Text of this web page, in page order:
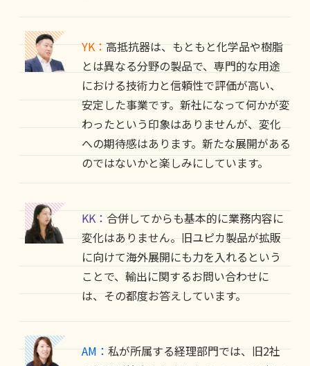
YK： 高抵抗器は、もともと化学品や樹脂
とは異なる分野の製品で、専門的な用途
における技術力と信頼性で評価が高い、
安定した事業です。新社になって何かが変
わったという印象はありませんが、変化
への期待感はあります。新たな展開がある
のではないかと楽しみにしています。
KK： 合併してからも基本的に業務内容に
変化はありません。旧ユピカ製品が拡販
に向けて海外展開にも力を入れるという
ことで、輸出に関するお問い合わせに
は、その都度お答えしています。
AM： 私が所属する経理部門では、旧2社